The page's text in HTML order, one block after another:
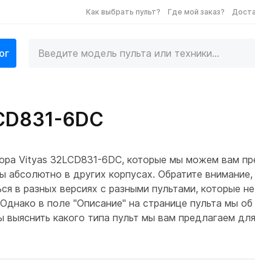
Как выбрать пульт? Где мой заказ?
6DC
Vityas 32LCD831-6DC, которые мы можем вам
в других корпусах. Обратите
в разных версиях с разными пультами, которые
в поле "Описание" на странице пульта мы
выяснить какого типа пульт мы вам предлагаем